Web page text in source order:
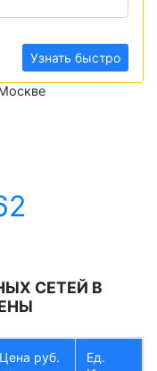
Узнать быстро
СЕТЕЙ В
Цена руб.
Ед.